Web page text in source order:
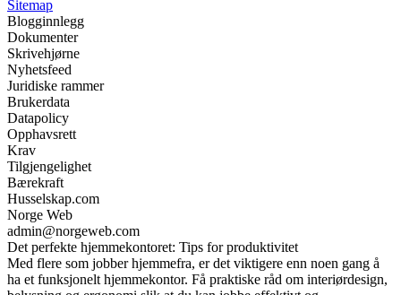
Sitemap
Blogginnlegg
Dokumenter
Skrivehjørne
Nyhetsfeed
Juridiske rammer
Brukerdata
Datapolicy
Opphavsrett
Krav
Tilgjengelighet
Bærekraft
Husselskap.com
Norge Web
admin@norgeweb.com
Det perfekte hjemmekontoret: Tips for produktivitet
Med flere som jobber hjemmefra, er det viktigere enn noen gang å
ha et funksjonelt hjemmekontor. Få praktiske råd om interiørdesign,